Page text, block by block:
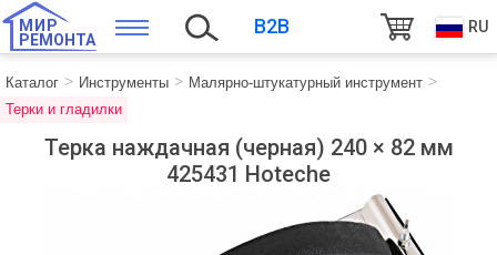
МИР
РЕМОНТА
B2B RU
Каталог Инструменты
Малярно-штукатурный инструмент
Терки и гладилки
Терка наждачная (черная) 240 × 82 мм
425431 Hoteche